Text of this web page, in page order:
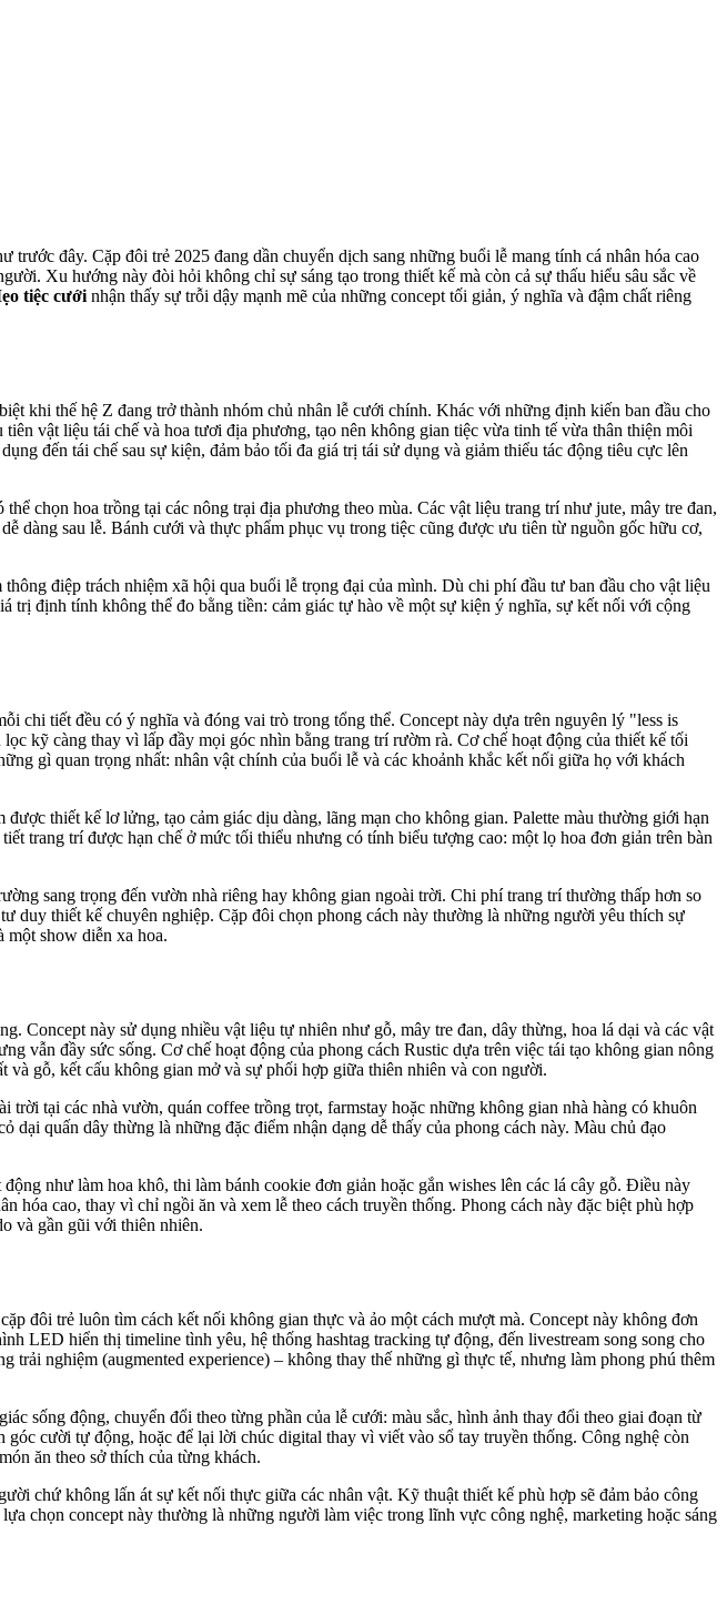
đây. Cặp đôi trẻ 2025 đang dần chuyển dịch sang những buổi lễ mang tính cá nhân hóa cao
Xu hướng này đòi hỏi không chỉ sự sáng tạo trong thiết kế mà còn cả sự thấu hiểu sâu sắc về
tiệc cướinhận thấy sự trỗi dậy mạnh mẽ của những concept tối giản, ý nghĩa và đậm chất riêng
khi thế hệ Z đang trở thành nhóm chủ nhân lễ cưới chính. Khác với những định kiến ban đầu cho
vật liệu tái chế và hoa tươi địa phương, tạo nên không gian tiệc vừa tinh tế vừa thân thiện môi
đến tái chế sau sự kiện, đảm bảo tối đa giá trị tái sử dụng và giảm thiểu tác động tiêu cực lên
chọn hoa trồng tại các nông trại địa phương theo mùa. Các vật liệu trang trí như jute, mây tre đan,
dàng sau lễ. Bánh cưới và thực phẩm phục vụ trong tiệc cũng được ưu tiên từ nguồn gốc hữu cơ,
điệp trách nhiệm xã hội qua buổi lễ trọng đại của mình. Dù chi phí đầu tư ban đầu cho vật liệu
định tính không thể đo bằng tiền: cảm giác tự hào về một sự kiện ý nghĩa, sự kết nối với cộng
chi tiết đều có ý nghĩa và đóng vai trò trong tổng thể. Concept này dựa trên nguyên lý "less is
kỹ càng thay vì lấp đầy mọi góc nhìn bằng trang trí rườm rà. Cơ chế hoạt động của thiết kế tối
gì quan trọng nhất: nhân vật chính của buổi lễ và các khoảnh khắc kết nối giữa họ với khách
thiết kế lơ lửng, tạo cảm giác dịu dàng, lãng mạn cho không gian. Palette màu thường giới hạn
trang trí được hạn chế ở mức tối thiểu nhưng có tính biểu tượng cao: một lọ hoa đơn giản trên bàn
sang trọng đến vườn nhà riêng hay không gian ngoài trời. Chi phí trang trí thường thấp hơn so
thiết kế chuyên nghiệp. Cặp đôi chọn phong cách này thường là những người yêu thích sự
một show diễn xa hoa.
Concept này sử dụng nhiều vật liệu tự nhiên như gỗ, mây tre đan, dây thừng, hoa lá dại và các vật
vẫn đầy sức sống. Cơ chế hoạt động của phong cách Rustic dựa trên việc tái tạo không gian nông
gỗ, kết cấu không gian mở và sự phối hợp giữa thiên nhiên và con người.
tại các nhà vườn, quán coffee trồng trọt, farmstay hoặc những không gian nhà hàng có khuôn
quấn dây thừng là những đặc điểm nhận dạng dễ thấy của phong cách này. Màu chủ đạo
như làm hoa khô, thi làm bánh cookie đơn giản hoặc gắn wishes lên các lá cây gỗ. Điều này
hóa cao, thay vì chỉ ngồi ăn và xem lễ theo cách truyền thống. Phong cách này đặc biệt phù hợp
và gần gũi với thiên nhiên.
đôi trẻ luôn tìm cách kết nối không gian thực và ảo một cách mượt mà. Concept này không đơn
LED hiển thị timeline tình yêu, hệ thống hashtag tracking tự động, đến livestream song song cho
nghiệm (augmented experience) – không thay thế những gì thực tế, nhưng làm phong phú thêm
sống động, chuyển đổi theo từng phần của lễ cưới: màu sắc, hình ảnh thay đổi theo giai đoạn từ
cười tự động, hoặc để lại lời chúc digital thay vì viết vào sổ tay truyền thống. Công nghệ còn
ăn theo sở thích của từng khách.
chứ không lấn át sự kết nối thực giữa các nhân vật. Kỹ thuật thiết kế phù hợp sẽ đảm bảo công
chọn concept này thường là những người làm việc trong lĩnh vực công nghệ, marketing hoặc sáng